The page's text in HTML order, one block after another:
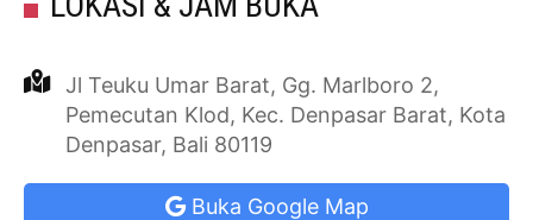
Jl Teuku Umar Barat, Gg. Marlboro 2,
Pemecutan Klod, Kec. Denpasar Barat, Kota
Denpasar, Bali 80119
Buka Google Map